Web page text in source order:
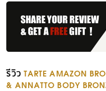
รีวิว TARTE AMAZON
& ANNATTO BODY